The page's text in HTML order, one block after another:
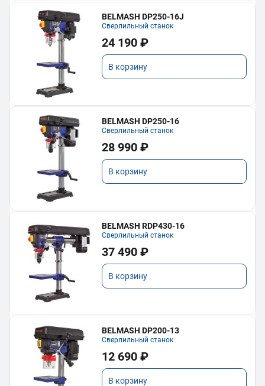
BELMASH DP250-16J
Сверлильный станок
24 190 ₽
В корзину
BELMASH DP250-16
Сверлильный станок
28 990 ₽
В корзину
BELMASH RDP430-16
Сверлильный станок
37 490 ₽
В корзину
BELMASH DP200-13
Сверлильный станок
12 690 ₽
В корзину